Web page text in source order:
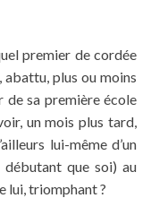
premier de cordée
abattu, plus ou moins
sa première école
un mois plus tard,
lui-même d’un
que soi) au
lui, triomphant ?